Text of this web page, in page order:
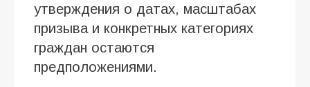
утверждения о датах, масштабах
призыва и конкретных категориях
граждан остаются
предположениями.